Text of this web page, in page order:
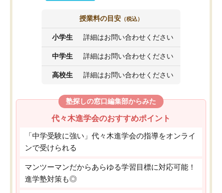
授業料の目安 （税込）
小学生 詳細はお問い合わせください
中学生 詳細はお問い合わせください
高校生 詳細はお問い合わせください
塾探しの窓口編集部からみた
代々木進学会のおすすめポイント
「中学受験に強い」代々木進学会の指導をオンライ
ンで受けられる
マンツーマンだからあらゆる学習目標に対応可能！
進学塾対策も◎